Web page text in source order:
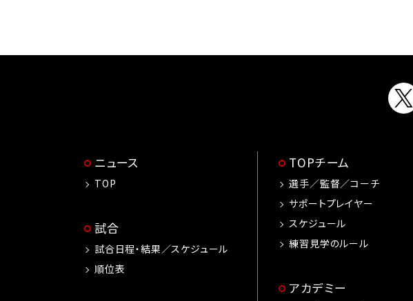
ニュース
TOP
試合
試合日程・結果／スケジュール
順位表
TOPチーム
選手／監督／コーチ
サポートプレイヤー
スケジュール
練習見学のルール
アカデミー